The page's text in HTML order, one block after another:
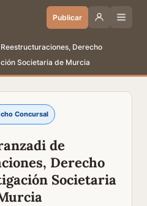
Publicar
Derecho
Societaria de Murcia
Concursal
de
Derecho
Societaria